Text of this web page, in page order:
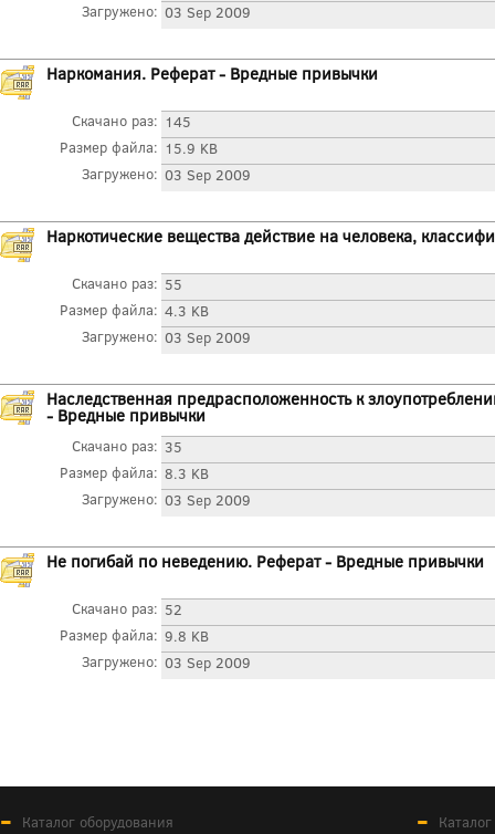
Загружено: 03 Sep 2009
Наркомания. Реферат - Вредные привычки
Скачано раз: 145
Размер файла: 15.9 KB
Загружено: 03 Sep 2009
Наркотические вещества действие на человека,
Скачано раз: 55
Размер файла: 4.3 KB
Загружено: 03 Sep 2009
Наследственная предрасположенность к
- Вредные привычки
Скачано раз: 35
Размер файла: 8.3 KB
Загружено: 03 Sep 2009
Не погибай по неведению. Реферат - Вредные привычки
Скачано раз: 52
Размер файла: 9.8 KB
Загружено: 03 Sep 2009
Каталог оборудования